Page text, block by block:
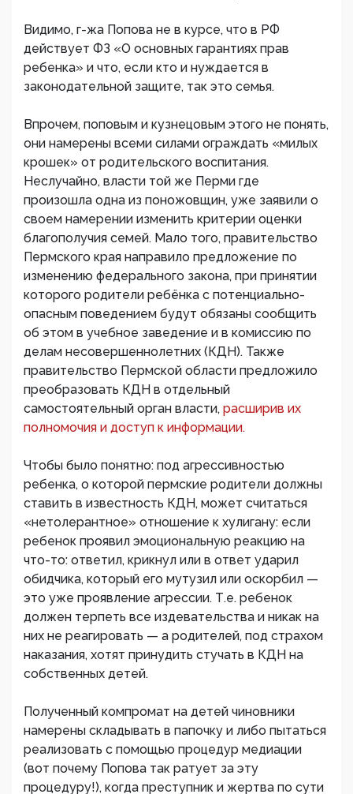
Видимо, г-жа Попова не в курсе, что в РФ
действует ФЗ «О основных гарантиях прав
ребенка» и что, если кто и нуждается в
законодательной защите, так это семья.
Впрочем, поповым и кузнецовым этого не понять,
они намерены всеми силами ограждать «милых
крошек» от родительского воспитания.
Неслучайно, власти той же Перми где
произошла одна из поножовщин, уже заявили о
своем намерении изменить критерии оценки
благополучия семей. Мало того, правительство
Пермского края направило предложение по
изменению федерального закона, при принятии
которого родители ребёнка с потенциально-
опасным поведением будут обязаны сообщить
об этом в учебное заведение и в комиссию по
делам несовершеннолетних (КДН). Также
правительство Пермской области предложило
преобразовать КДН в отдельный
самостоятельный орган власти, расширив их
полномочия и доступ к информации.
Чтобы было понятно: под агрессивностью
ребенка, о которой пермские родители должны
ставить в известность КДН, может считаться
«нетолерантное» отношение к хулигану: если
ребенок проявил эмоциональную реакцию на
что-то: ответил, крикнул или в ответ ударил
обидчика, который его мутузил или оскорбил —
это уже проявление агрессии. Т.е. ребенок
должен терпеть все издевательства и никак на
них не реагировать — а родителей, под страхом
наказания, хотят принудить стучать в КДН на
собственных детей.
Полученный компромат на детей чиновники
намерены складывать в папочку и либо пытаться
реализовать с помощью процедур медиации
(вот почему Попова так ратует за эту
процедуру!), когда преступник и жертва по сути